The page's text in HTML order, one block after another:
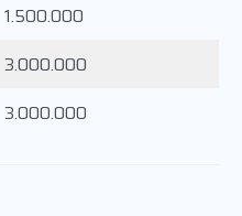
1.500.000
3.000.000
3.000.000